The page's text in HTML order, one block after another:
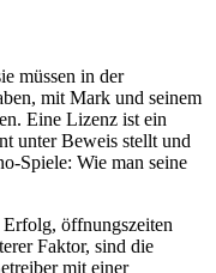
müssen in der
mit Mark und seinem
Eine Lizenz ist ein
unter Beweis stellt und
Spiele: Wie man seine
öffnungszeiten
Faktor, sind die
mit einer